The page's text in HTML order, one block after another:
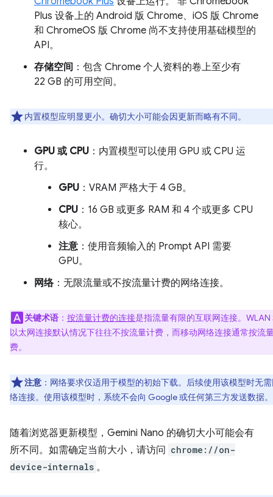
Plus 设备上的 Android 版 Chrome、iOS 版 Chrome
和 ChromeOS 版 Chrome 尚不支持使用基础模型的
API。
存储空间 ：包含 Chrome 个人资料的卷上至少有
22 GB 的可用空间。
内置模型应明显更小。确切大小可能会因更新而略有不同。
GPU 或 CPU ：内置模型可以使用 GPU 或 CPU 运
行。
GPU ：VRAM 严格大于 4 GB。
CPU ：16 GB 或更多 RAM 和 4 个或更多 CPU
核心。
注意：使用音频输入的 Prompt API 需要
GPU。
网络：无限流量或不按流量计费的网络连接。
关键术语 ： 按流量计费的连接是指流量有限的互联网连接。WLAN
以太网连接默认情况下往往不按流量计费，而移动网络连接通常按流
费。
注意 ：网络要求仅适用于模型的初始下载。后续使用该模型时无
络连接。使用该模型时，系统不会向 Google 或任何第三方发送数据。
随着浏览器更新模型，Gemini Nano 的确切大小可能会有
所不同。如需确定当前大小，请访问 chrome://on-
device-internals 。